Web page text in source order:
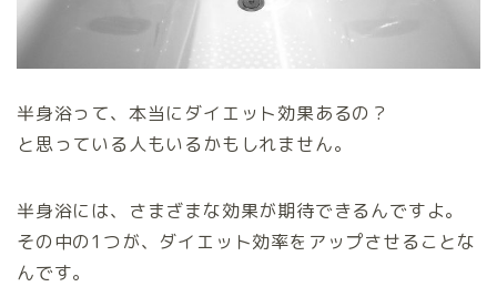
半身浴って、本当にダイエット効果あるの？
と思っている人もいるかもしれません。
半身浴には、さまざまな効果が期待できるんですよ。
その中の1つが、ダイエット効率をアップさせることな
んです。